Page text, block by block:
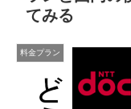
てみる
料金プラン